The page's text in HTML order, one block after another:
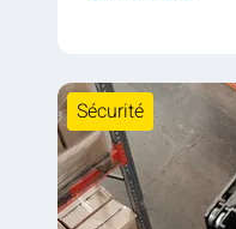
Sécurité